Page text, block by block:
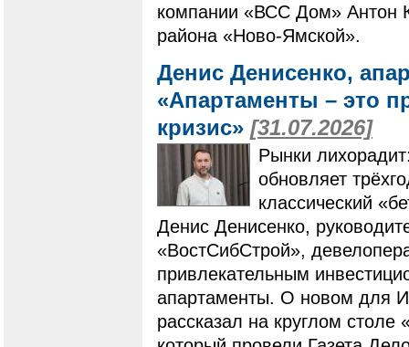
компании «ВСС Дом» Антон
района «Ново-Ямской».
Денис Денисенко,
«Апартаменты – это
кризис» [31.07.2026]
Рынки
обновляет
классический
Денис Денисенко,
«ВостСибСтрой»,
привлекательным
апартаменты. О новом для
рассказал на круглом столе